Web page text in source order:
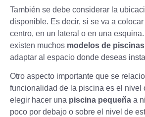
También se debe considerar la
disponible. Es decir, si se va a
centro, en un lateral o en una
existen muchos modelos de piscinas
adaptar al espacio donde deseas
Otro aspecto importante que se
funcionalidad de la piscina es el nivel
elegir hacer una piscina pequeña a
poco por debajo o sobre el nivel de